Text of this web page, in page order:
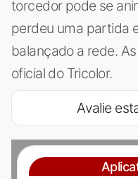
torcedor pode se
perdeu uma partida
balançado a rede.
oficial do Tricolor.
Avalie